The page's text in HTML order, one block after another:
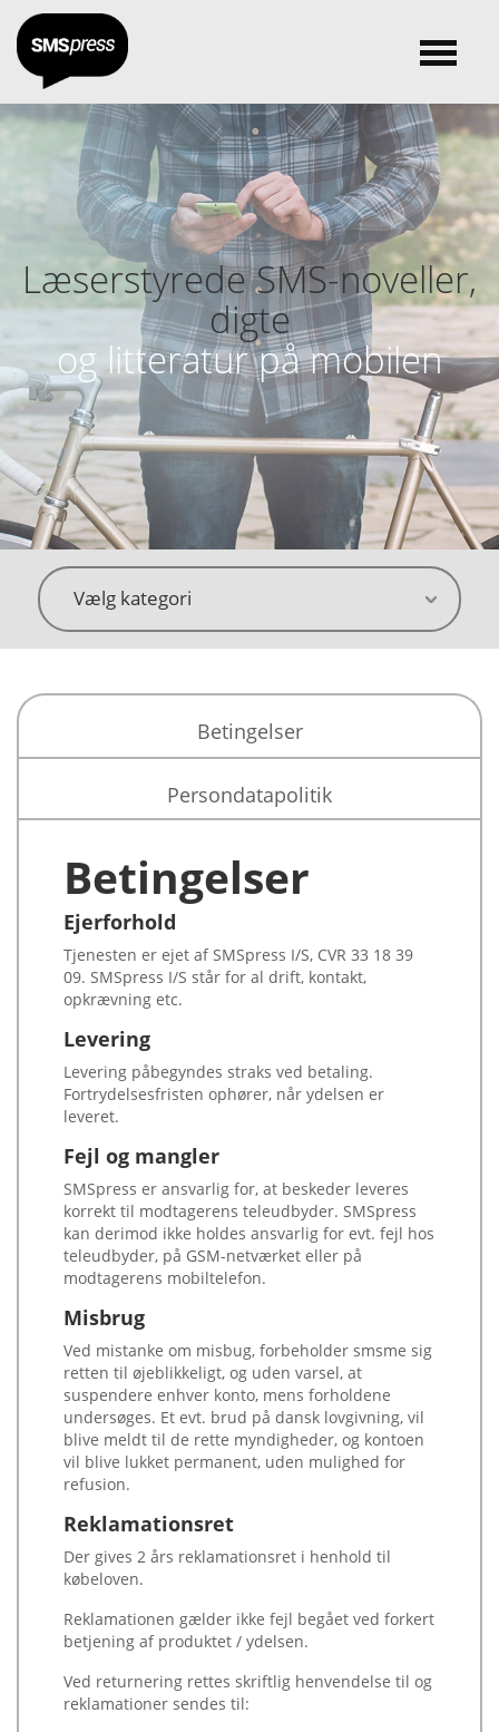
Læserstyrede SMS-noveller,
digte
og litteratur på mobilen
Vælg kategori
Vælg forfatter
Vælg genre
Vælg forhandler
Betingelser
Persondatapolitik
Betingelser
Ejerforhold
Tjenesten er ejet af SMSpress I/S, CVR 33 18 39
09. SMSpress I/S står for al drift, kontakt,
opkrævning etc.
Levering
Levering påbegyndes straks ved betaling.
Fortrydelsesfristen ophører, når ydelsen er
leveret.
Fejl og mangler
SMSpress er ansvarlig for, at beskeder leveres
korrekt til modtagerens teleudbyder. SMSpress
kan derimod ikke holdes ansvarlig for evt. fejl hos
teleudbyder, på GSM-netværket eller på
modtagerens mobiltelefon.
Misbrug
Ved mistanke om misbug, forbeholder smsme sig
retten til øjeblikkeligt, og uden varsel, at
suspendere enhver konto, mens forholdene
undersøges. Et evt. brud på dansk lovgivning, vil
blive meldt til de rette myndigheder, og kontoen
vil blive lukket permanent, uden mulighed for
refusion.
Reklamationsret
Der gives 2 års reklamationsret i henhold til
købeloven.
Reklamationen gælder ikke fejl begået ved forkert
betjening af produktet / ydelsen.
Ved returnering rettes skriftlig henvendelse til og
reklamationer sendes til: